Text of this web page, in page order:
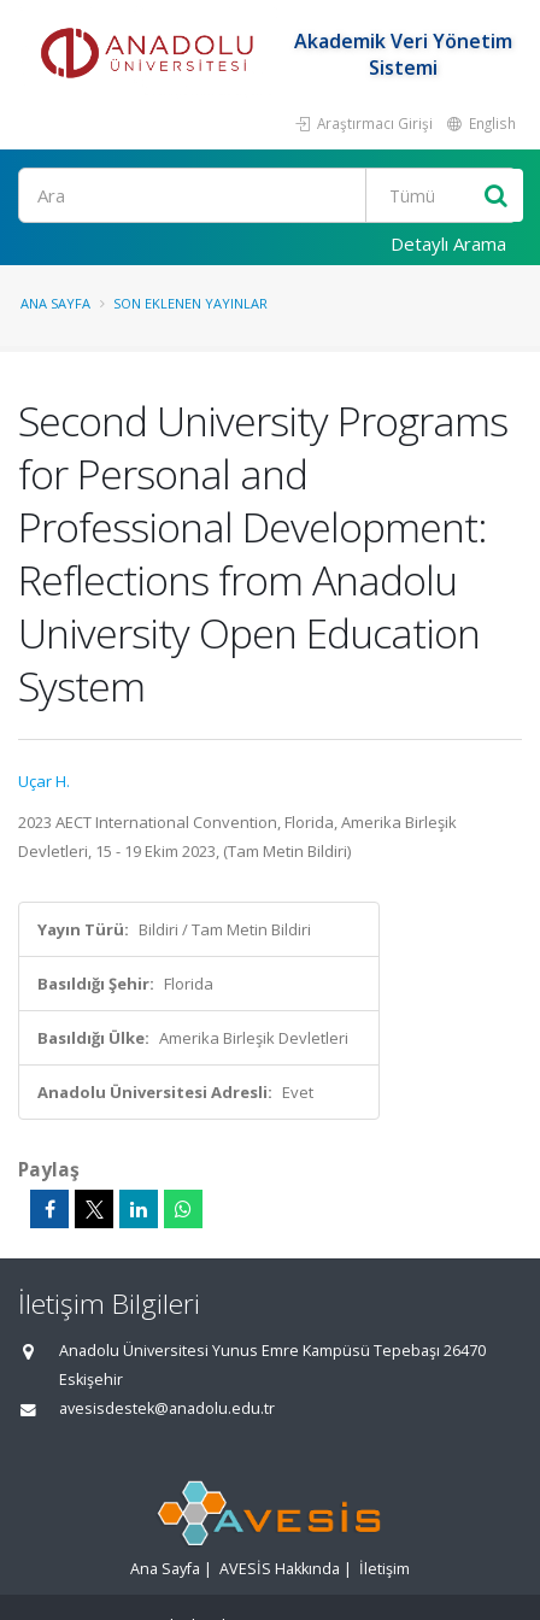
Akademik Veri Yönetim
Sistemi
Araştırmacı Girişi English
Ara
Detaylı Arama
ANA SAYFA SON EKLENEN YAYINLAR
Second University Programs
for Personal and
Professional Development:
Reflections from Anadolu
University Open Education
System
Uçar H.
2023 AECT International Convention, Florida, Amerika Birleşik
Devletleri, 15 - 19 Ekim 2023, (Tam Metin Bildiri)
Yayın Türü: Bildiri / Tam Metin Bildiri
Basıldığı Şehir: Florida
Basıldığı Ülke: Amerika Birleşik Devletleri
Anadolu Üniversitesi Adresli: Evet
Paylaş
İletişim Bilgileri
Anadolu Üniversitesi Yunus Emre Kampüsü Tepebaşı 26470
Eskişehir
avesisdestek@anadolu.edu.tr
Ana Sayfa | AVESİS Hakkında | İletişim